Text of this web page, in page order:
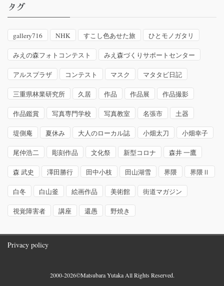
タグ
gallery716 NHK すこし色あせた旅 ひとモノガタリ
みえの森フォトコンテスト みえ森づくりサポートセンター
アルスプラザ コンテスト マスク マタタビ日記
三重県林業研究所 久居 作品 作品展 作品撮影
作品鑑賞 写真専門学校 写真教室 名張市 土器
堤側庵 夏休み 大人のローカル誌 小畑太刀 小畑幸子
尾仲浩二 彫刻作品 文化祭 新型コロナ 森井 一鷹
森 武史 澤田勝行 田中小枝 田山湖雪 界隈 界隈Ⅱ
白冬 白山釜 絵画作品 美術館 街道マガジン
視覚障害者 講座 還愚 野焼き
Privacy policy
2000-2026©Matsubara Yutaka All Rights Reserved.